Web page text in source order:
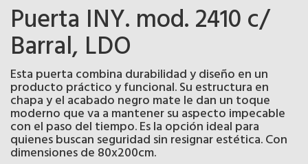
Puerta INY. mod. 2410 c/
Barral, LDO
Esta puerta combina durabilidad y diseño en un
producto práctico y funcional. Su estructura en
chapa y el acabado negro mate le dan un toque
moderno que va a mantener su aspecto impecable
con el paso del tiempo. Es la opción ideal para
quienes buscan seguridad sin resignar estética. Con
dimensiones de 80x200cm.